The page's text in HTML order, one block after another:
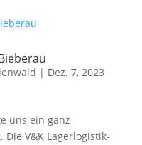
| Dez. 7, 2023
uns ein ganz
Die V&K Lagerlogistik-